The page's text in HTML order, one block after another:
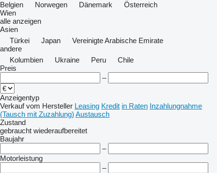
Belgien
Norwegen Dänemark
Österreich
Wien
alle anzeigen
Asien
Türkei
Japan
Vereinigte Arabische Emirate
andere
Kolumbien
Ukraine Peru
Chile
Preis
–
Anzeigentyp
Verkauf vom Hersteller Leasing Kredit in Raten Inzahlungnahme
(Tausch mit Zuzahlung) Austausch
Zustand
gebraucht wiederaufbereitet
Baujahr
–
Motorleistung
–